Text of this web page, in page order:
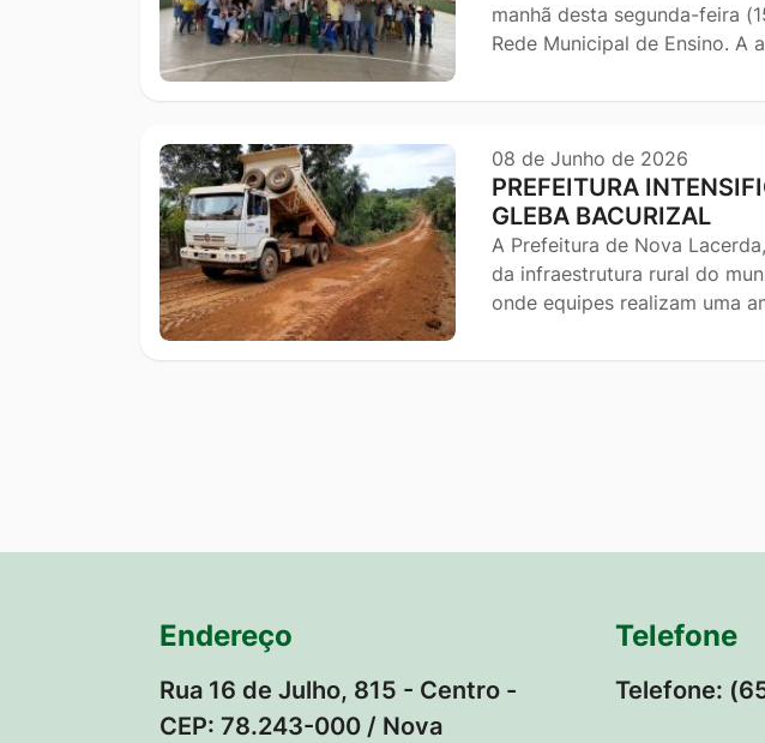
manhã desta segunda-feira
Rede Municipal de Ensino.
08 de Junho de 2026
PREFEITURA
GLEBA BACURIZAL
A Prefeitura de Nova
da infraestrutura rural do
onde equipes realizam uma
Endereço
Rua 16 de Julho, 815 - Centro -
CEP: 78.243-000 / Nova
Telefone
Telefone: